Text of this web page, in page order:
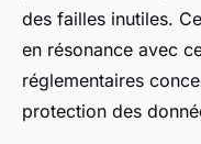
des failles inutiles.
en résonance avec
réglementaires
protection des